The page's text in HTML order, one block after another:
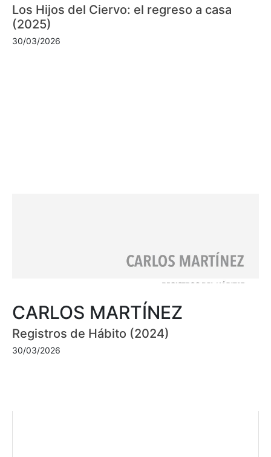
Los Hijos del Ciervo: el regreso a casa
(2025)
30/03/2026
CARLOS MARTÍNEZ
Registros de Hábito (2024)
30/03/2026